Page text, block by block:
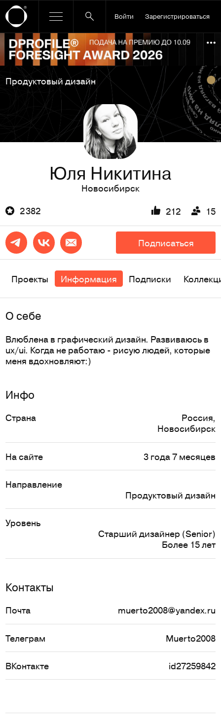
Войти Зарегистрироваться
Ссылка баннера
Продуктовый дизайн
Юля Никитина
Новосибирск
2 382
212 15
Подписаться
Проекты Информация Подписки
Инфо
Страна Россия,
Новосибирск
На сайте 3 года 7 месяцев
Направление
Продуктовый дизайн
Уровень
Старший дизайнер (Senior)
Более 15 лет
Контакты
Почта muerto2008@yandex.ru
Телеграм Muerto2008
ВКонтакте id27259842
O себе
Влюблена в графический дизайн. Развиваюсь в
ux/ui. Когда не работаю - рисую людей, которые
меня вдохновляют:)